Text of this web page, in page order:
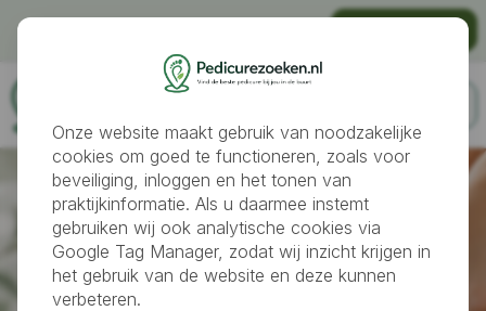
Onze website maakt gebruik van noodzakelijke
cookies om goed te functioneren, zoals voor
beveiliging, inloggen en het tonen van
praktijkinformatie. Als u daarmee instemt
gebruiken wij ook analytische cookies via
Google Tag Manager, zodat wij inzicht krijgen in
het gebruik van de website en deze kunnen
verbeteren.